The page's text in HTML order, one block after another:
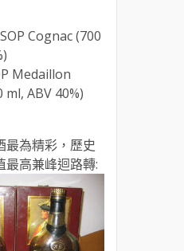
Cognac (700
Medaillon
ml, ABV 40%)
最為精彩，歷史
最高兼峰迴路轉: